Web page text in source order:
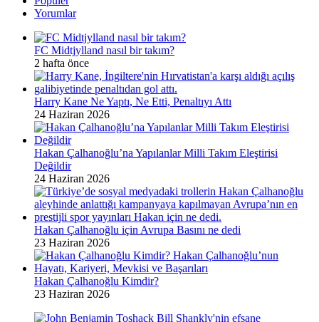
Yorumlar
FC Midtjylland nasıl bir takım?
2 hafta önce
Harry Kane Ne Yaptı, Ne Etti, Penaltıyı Attı
24 Haziran 2026
Hakan Çalhanoğlu’na Yapılanlar Milli Takım Eleştirisi
Değildir
24 Haziran 2026
Hakan Çalhanoğlu için Avrupa Basını ne dedi
23 Haziran 2026
Hakan Çalhanoğlu Kimdir?
23 Haziran 2026